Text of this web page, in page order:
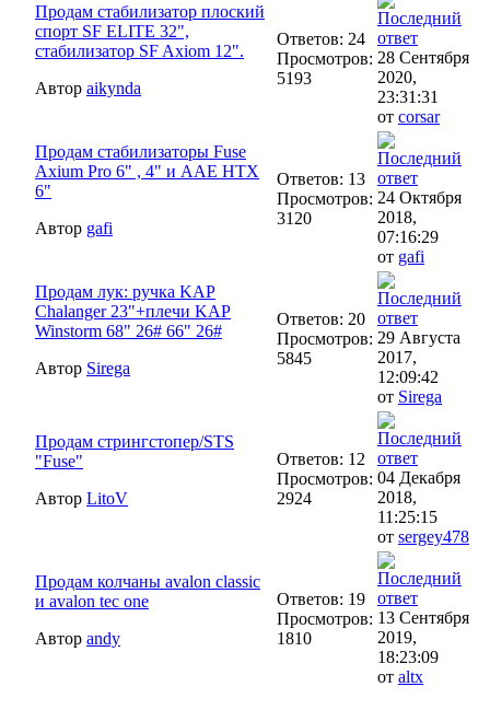
Продам стабилизатор плоский
спорт SF ELITE 32",
стабилизатор SF Axiom 12".
Автор aikynda
Ответов: 24
Просмотров:
5193
28 Сентября
2020,
23:31:31
от corsar
Продам стабилизаторы Fuse
Axium Pro 6" , 4" и AAE HTX
6"
Автор gafi
Ответов: 13
Просмотров:
3120
24 Октября
2018,
07:16:29
от gafi
Продам лук: ручка KAP
Chalanger 23"+плечи KAP
Winstorm 68" 26# 66" 26#
Автор Sirega
Ответов: 20
Просмотров:
5845
29 Августа
2017,
12:09:42
от Sirega
Продам стрингстопер/STS
"Fuse"
Автор LitoV
Ответов: 12
Просмотров:
2924
04 Декабря
2018,
11:25:15
от sergey478
Продам колчаны avalon classic
и avalon tec one
Автор andy
Ответов: 19
Просмотров:
1810
13 Сентября
2019,
18:23:09
от altx